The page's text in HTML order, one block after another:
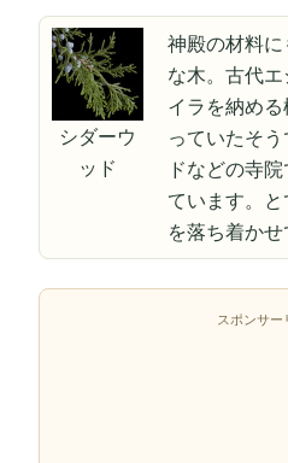
シダーウ
ッド
神殿の材料
な木。古代
イラを納め
っていたそ
ドなどの寺
ています。
を落ち着かせ
スポンサー